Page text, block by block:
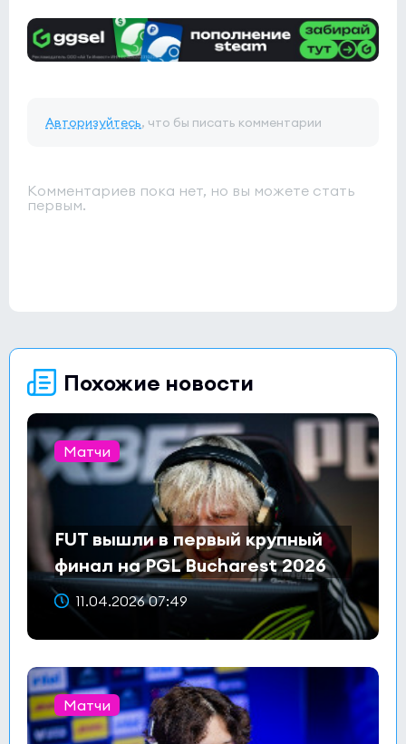
Авторизуйтесь, что бы писать комментарии
Комментариев пока нет, но вы можете стать
первым.
Похожие новости
Матчи
FUT вышли в первый крупный
финал на PGL Bucharest 2026
11.04.2026 07:49
Матчи